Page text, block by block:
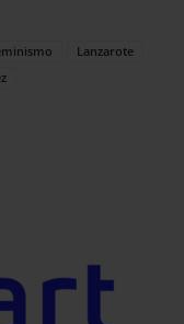
Lanzarote